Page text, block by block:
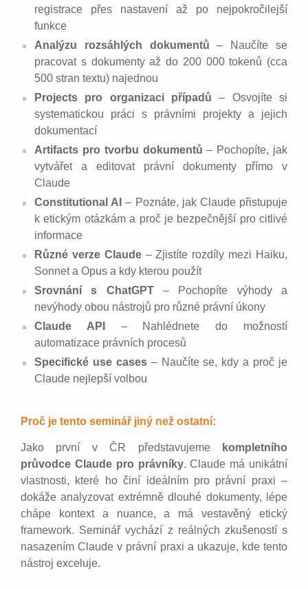
registrace přes nastavení až po nejpokročilejší
funkce
Analýzu rozsáhlých dokumentů– Naučíte se
pracovat s dokumenty až do 200 000 tokenů (cca
500 stran textu) najednou
Projects pro organizaci případů – Osvojíte si
systematickou práci s právními projekty a jejich
dokumentací
Artifacts pro tvorbu dokumentů – Pochopíte, jak
vytvářet a editovat právní dokumenty přímo v
Claude
Constitutional AI– Poznáte, jak Claude přistupuje
k etickým otázkám a proč je bezpečnější pro citlivé
informace
Různé verze Claude – Zjistíte rozdíly mezi Haiku,
Sonnet a Opus a kdy kterou použít
Srovnání s ChatGPT – Pochopíte výhody a
nevýhody obou nástrojů pro různé právní úkony
Claude API – Nahlédnete do možností
automatizace právních procesů
Specifické use cases– Naučíte se, kdy a proč je
Claude nejlepší volbou
Proč je tento seminář jiný než ostatní:
Jako první v ČR představujeme
kompletního
průvodce Claude pro právníky. Claude má unikátní
vlastnosti, které ho činí ideálním pro právní praxi –
dokáže analyzovat extrémně dlouhé dokumenty, lépe
chápe kontext a nuance, a má vestavěný etický
framework. Seminář vychází z reálných zkušeností s
nasazením Claude v právní praxi a ukazuje, kde tento
nástroj exceluje.